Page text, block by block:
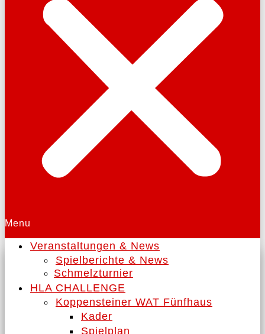
Menu
Veranstaltungen & News
Spielberichte & News
Schmelzturnier
HLA CHALLENGE
Koppensteiner WAT Fünfhaus
Kader
Spielplan